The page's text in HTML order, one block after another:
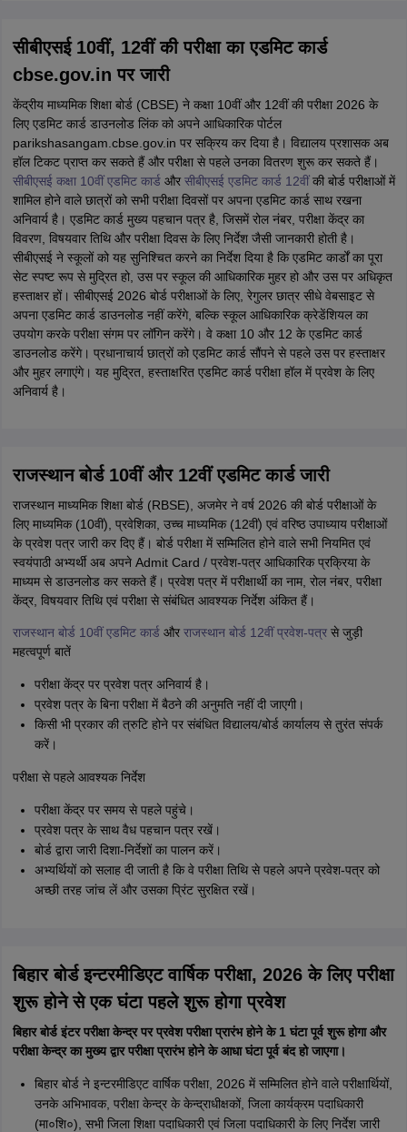
सीबीएसई 10वीं, 12वीं की परीक्षा का एडमिट कार्ड
cbse.gov.in पर जारी
केंद्रीय माध्यमिक शिक्षा बोर्ड (CBSE) ने कक्षा 10वीं और 12वीं की परीक्षा 2026 के
लिए एडमिट कार्ड डाउनलोड लिंक को अपने आधिकारिक पोर्टल
parikshasangam.cbse.gov.in पर सक्रिय कर दिया है। विद्यालय प्रशासक अब
हॉल टिकट प्राप्त कर सकते हैं और परीक्षा से पहले उनका वितरण शुरू कर सकते हैं।
सीबीएसई कक्षा 10वीं एडमिट कार्डऔर सीबीएसई एडमिट कार्ड 12वींकी बोर्ड परीक्षाओं में
शामिल होने वाले छात्रों को सभी परीक्षा दिवसों पर अपना एडमिट कार्ड साथ रखना
अनिवार्य है। एडमिट कार्ड मुख्य पहचान पत्र है, जिसमें रोल नंबर, परीक्षा केंद्र का
विवरण, विषयवार तिथि और परीक्षा दिवस के लिए निर्देश जैसी जानकारी होती है।
सीबीएसई ने स्कूलों को यह सुनिश्चित करने का निर्देश दिया है कि एडमिट कार्डों का पूरा
सेट स्पष्ट रूप से मुद्रित हो, उस पर स्कूल की आधिकारिक मुहर हो और उस पर अधिकृत
हस्ताक्षर हों। सीबीएसई 2026 बोर्ड परीक्षाओं के लिए, रेगुलर छात्र सीधे वेबसाइट से
अपना एडमिट कार्ड डाउनलोड नहीं करेंगे, बल्कि स्कूल आधिकारिक क्रेडेंशियल का
उपयोग करके परीक्षा संगम पर लॉगिन करेंगे। वे कक्षा 10 और 12 के एडमिट कार्ड
डाउनलोड करेंगे। प्रधानाचार्य छात्रों को एडमिट कार्ड सौंपने से पहले उस पर हस्ताक्षर
और मुहर लगाएंगे। यह मुद्रित, हस्ताक्षरित एडमिट कार्ड परीक्षा हॉल में प्रवेश के लिए
अनिवार्य है।
राजस्थान बोर्ड 10वीं और 12वीं एडमिट कार्ड जारी
राजस्थान माध्यमिक शिक्षा बोर्ड (RBSE), अजमेर ने वर्ष 2026 की बोर्ड परीक्षाओं के
लिए माध्यमिक (10वीं), प्रवेशिका, उच्च माध्यमिक (12वीं) एवं वरिष्ठ उपाध्याय परीक्षाओं
के प्रवेश पत्र जारी कर दिए हैं। बोर्ड परीक्षा में सम्मिलित होने वाले सभी नियमित एवं
स्वयंपाठी अभ्यर्थी अब अपने Admit Card / प्रवेश-पत्र आधिकारिक प्रक्रिया के
माध्यम से डाउनलोड कर सकते हैं। प्रवेश पत्र में परीक्षार्थी का नाम, रोल नंबर, परीक्षा
केंद्र, विषयवार तिथि एवं परीक्षा से संबंधित आवश्यक निर्देश अंकित हैं।
राजस्थान बोर्ड 10वीं एडमिट कार्डऔर राजस्थान बोर्ड 12वीं प्रवेश-पत्रसे जुड़ी
महत्वपूर्ण बातें
परीक्षा केंद्र पर प्रवेश पत्र अनिवार्य है।
प्रवेश पत्र के बिना परीक्षा में बैठने की अनुमति नहीं दी जाएगी।
किसी भी प्रकार की त्रुटि होने पर संबंधित विद्यालय/बोर्ड कार्यालय से तुरंत संपर्क
करें।
परीक्षा से पहले आवश्यक निर्देश
परीक्षा केंद्र पर समय से पहले पहुंचे।
प्रवेश पत्र के साथ वैध पहचान पत्र रखें।
बोर्ड द्वारा जारी दिशा-निर्देशों का पालन करें।
अभ्यर्थियों को सलाह दी जाती है कि वे परीक्षा तिथि से पहले अपने प्रवेश-पत्र को
अच्छी तरह जांच लें और उसका प्रिंट सुरक्षित रखें।
बिहार बोर्ड इन्टरमीडिएट वार्षिक परीक्षा, 2026 के लिए परीक्षा
शुरू होने से एक घंटा पहले शुरू होगा प्रवेश
बिहार बोर्ड इंटर परीक्षा केन्द्र पर प्रवेश परीक्षा प्रारंभ होने के 1 घंटा पूर्व शुरू होगा और
परीक्षा केन्द्र का मुख्य द्वार परीक्षा प्रारंभ होने के आधा घंटा पूर्व बंद हो जाएगा।
बिहार बोर्ड ने इन्टरमीडिएट वार्षिक परीक्षा, 2026 में सम्मिलित होने वाले परीक्षार्थियों,
उनके अभिभावक, परीक्षा केन्द्र के केन्द्राधीक्षकों, जिला कार्यक्रम पदाधिकारी
(मा०शि०), सभी जिला शिक्षा पदाधिकारी एवं जिला पदाधिकारी के लिए निर्देश जारी